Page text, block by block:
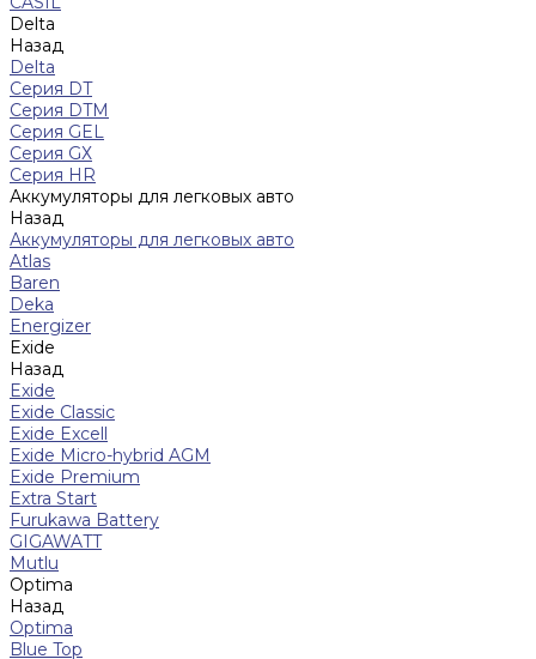
Delta
Назад
Delta
Серия DT
Серия DTM
Серия GEL
Серия GХ
Серия HR
Аккумуляторы для легковых авто
Назад
Аккумуляторы для легковых авто
Atlas
Baren
Deka
Energizer
Exide
Назад
Exide
Exide Classic
Exide Excell
Exide Micro-hybrid AGM
Exide Premium
Extra Start
Furukawa Battery
GIGAWATT
Mutlu
Optima
Назад
Optima
Blue Top